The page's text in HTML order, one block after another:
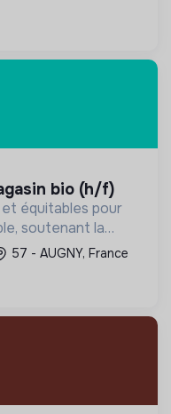
bio (h/f)
équitables pour
soutenant la
à travers
57 - AUGNY, France